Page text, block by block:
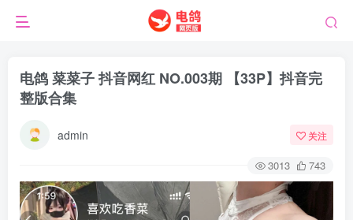
电鸽 菜菜子 抖音网红 NO.003期 【33P】抖音完
整版合集
admin 关注
3013 743